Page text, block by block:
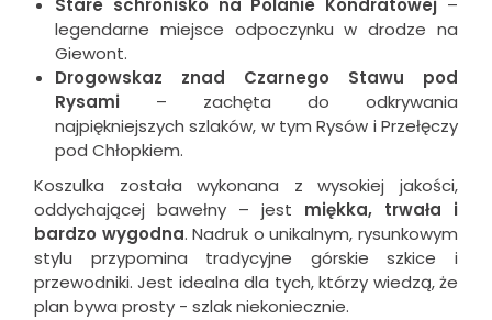
Stare schronisko na Polanie Kondratowej –
legendarne miejsce odpoczynku w drodze na
Giewont.
Drogowskaz znad Czarnego Stawu pod
Rysami – zachęta do odkrywania
najpiękniejszych szlaków, w tym Rysów i Przełęczy
pod Chłopkiem.
Koszulka została wykonana z wysokiej jakości,
oddychającej bawełny – jest miękka, trwała i
bardzo wygodna. Nadruk o unikalnym, rysunkowym
stylu przypomina tradycyjne górskie szkice i
przewodniki. Jest idealna dla tych, którzy wiedzą, że
plan bywa prosty - szlak niekoniecznie.